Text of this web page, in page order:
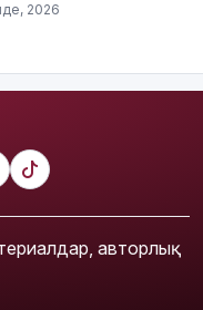
2026
авторлық